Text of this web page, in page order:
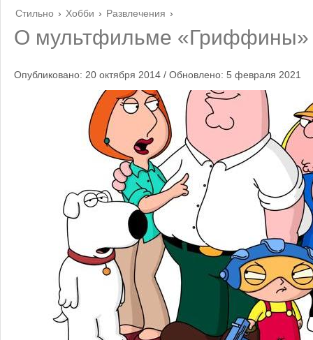
Стильно › Хобби › Развлечения ›
О мультфильме «Гриффины»
Опубликовано: 20 октября 2014 / Обновлено: 5 февраля 2021